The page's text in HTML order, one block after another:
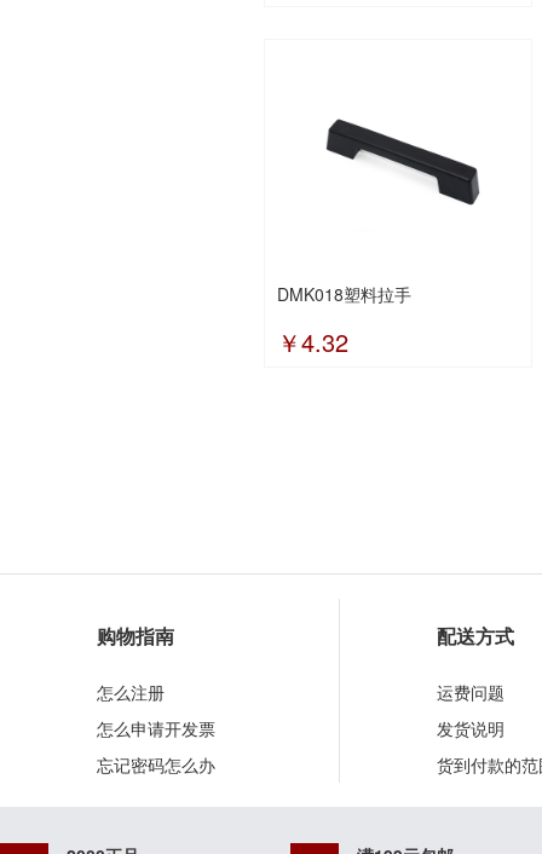
DMK018塑料拉手
￥4.32
购物指南
怎么注册
怎么申请开发票
忘记密码怎么办
配送方式
运费问题
发货说明
货到付款的